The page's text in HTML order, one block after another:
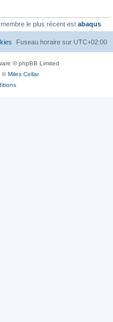
le plus récent est abaqus
Fuseau horaire sur UTC+02:00
© phpBB Limited
©Miles Cellar